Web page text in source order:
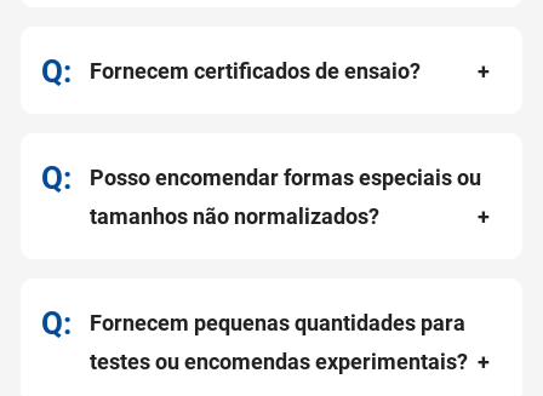
Fornecem certificados de ensaio?
Posso encomendar formas especiais ou
tamanhos não normalizados?
Fornecem pequenas quantidades para
testes ou encomendas experimentais?